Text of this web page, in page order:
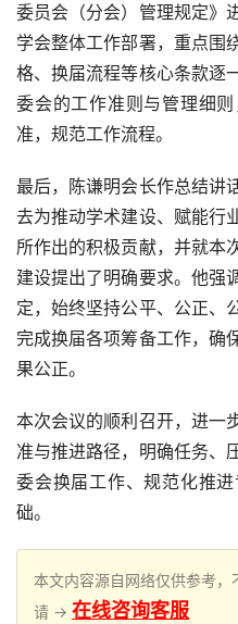
委员会（分会）管理规定》
学会整体工作部署，重点围
格、换届流程等核心条款逐
委会的工作准则与管理细
准，规范工作流程。
最后，陈谦明会长作总结讲
去为推动学术建设、赋能行
所作出的积极贡献，并就本
建设提出了明确要求。他强
定，始终坚持公平、公正、
完成换届各项筹备工作，确
果公正。
本次会议的顺利召开，进一
准与推进路径，明确任务、
委会换届工作、规范化推
础。
本文内容源自网络仅供参考
请 → 在线咨询客服